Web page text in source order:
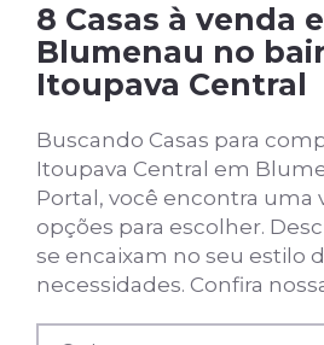
8 Casas à venda
Blumenau no
Itoupava Central
Buscando Casas para
Itoupava Central em
Portal, você encontra uma
opções para escolher.
se encaixam no seu estilo
necessidades. Confira